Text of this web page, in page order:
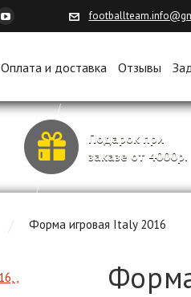
Оплата и доставка Отзывы
Подарок при
заказе от 4000р.
Форма игровая Italy 2016